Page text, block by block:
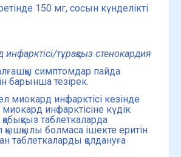
150 мг, сосын күнделікті
сі/тұрақсыз стенокардия
симптомдар пайда
барынша тезірек.
миокард инфарктісі кезінде
инфарктісіне күдік
таблеткаларда
қышқылы болмаса ішекте еритін
таблеткаларды қолдануға